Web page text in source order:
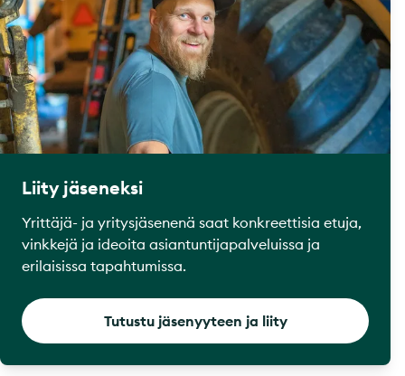
Liity jäseneksi
Yrittäjä- ja yritysjäsenenä saat konkreettisia etuja,
vinkkejä ja ideoita asiantuntijapalveluissa ja
erilaisissa tapahtumissa.
Tutustu jäsenyyteen ja liity